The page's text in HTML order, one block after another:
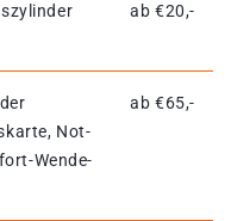
ab €20,-
Not-
Wende-
ab €65,-